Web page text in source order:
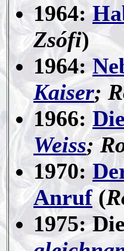
1964:
Zsófi)
1964:
Kaiser;
1966:
Weiss;
1970:
Anruf(
1975: